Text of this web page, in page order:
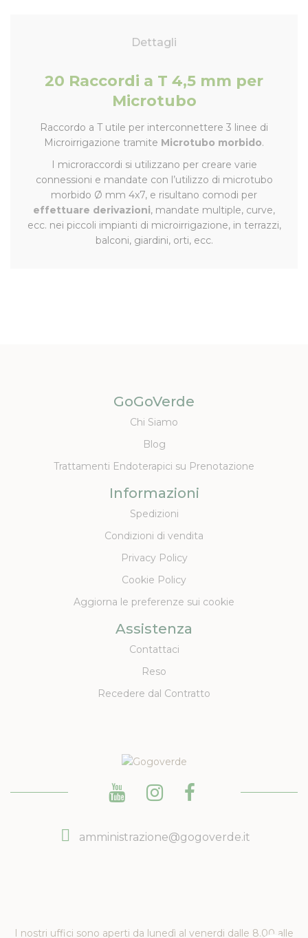
Dettagli
20 Raccordi a T 4,5 mm per
Microtubo
Raccordo a T utile per interconnettere 3 linee di
Microirrigazione tramite Microtubo morbido.
I microraccordi si utilizzano per creare varie
connessioni e mandate con l’utilizzo di microtubo
morbido Ø mm 4x7, e risultano comodi per
effettuare derivazioni, mandate multiple, curve,
ecc. nei piccoli impianti di microirrigazione, in terrazzi,
balconi, giardini, orti, ecc.
GoGoVerde
Chi Siamo
Blog
Trattamenti Endoterapici su Prenotazione
Informazioni
Spedizioni
Condizioni di vendita
Privacy Policy
Cookie Policy
Aggiorna le preferenze sui cookie
Assistenza
Contattaci
Reso
Recedere dal Contratto
amministrazione@gogoverde.it
I nostri uffici sono aperti da lunedì al venerdi dalle 8.00 alle